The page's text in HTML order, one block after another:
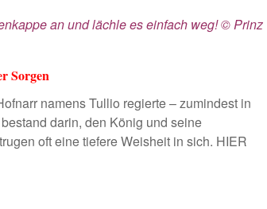
an und lächle es einfach weg! © Prinz
Sorgen
namens Tullio regierte – zumindest in
darin, den König und seine
oft eine tiefere Weisheit in sich. HIER